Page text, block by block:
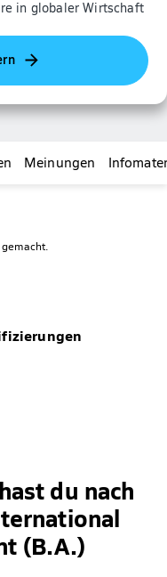
in globaler Wirtschaft
Meinungen
du nach
(B.A.)